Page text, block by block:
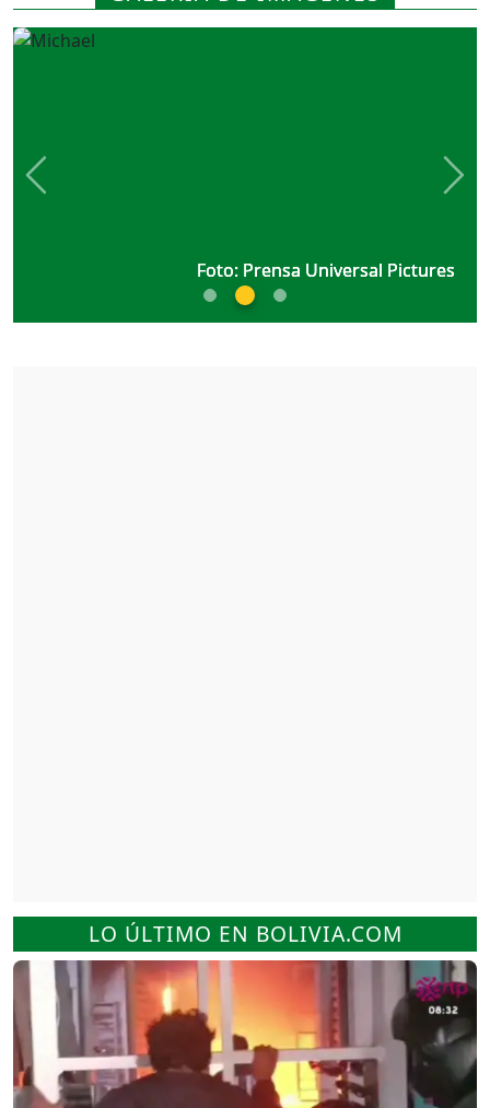
Foto: Prensa Universal Pictures
Foto: Prensa Universal Pictures
Foto: Prensa Universal Pictures
Previous Next
LO ÚLTIMO EN BOLIVIA.COM